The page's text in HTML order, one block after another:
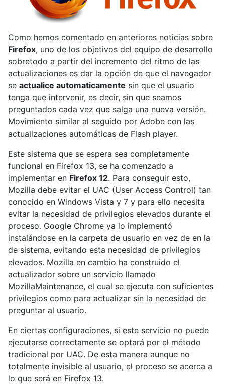
Como hemos comentado en anteriores noticias sobre
Firefox, uno de los objetivos del equipo de desarrollo
sobretodo a partir del incremento del ritmo de las
actualizaciones es dar la opción de que el navegador
se actualice automaticamente sin que el usuario
tenga que intervenir, es decir, sin que seamos
preguntados cada vez que salga una nueva versión.
Movimiento similar al seguido por Adobe con las
actualizaciones automáticas de Flash player.
Este sistema que se espera sea completamente
funcional en Firefox 13, se ha comenzado a
implementar en Firefox 12. Para conseguir esto,
Mozilla debe evitar el UAC (User Access Control) tan
conocido en Windows Vista y 7 y para ello necesita
evitar la necesidad de privilegios elevados durante el
proceso. Google Chrome ya lo implementó
instalándose en la carpeta de usuario en vez de en la
de sistema, evitando esta necesidad de privilegios
elevados. Mozilla en cambio ha construido el
actualizador sobre un servicio llamado
MozillaMaintenance, el cual se ejecuta con suficientes
privilegios como para actualizar sin la necesidad de
preguntar al usuario.
En ciertas configuraciones, si este servicio no puede
ejecutarse correctamente se optará por el método
tradicional por UAC. De esta manera aunque no
totalmente invisible al usuario, el proceso se acerca a
lo que será en Firefox 13.